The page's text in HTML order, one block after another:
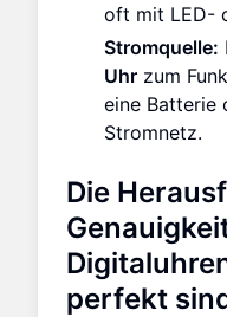
oft mit LED-
Stromquelle:
Uhr zum
eine Batterie
Stromnetz.
Die
perfekt